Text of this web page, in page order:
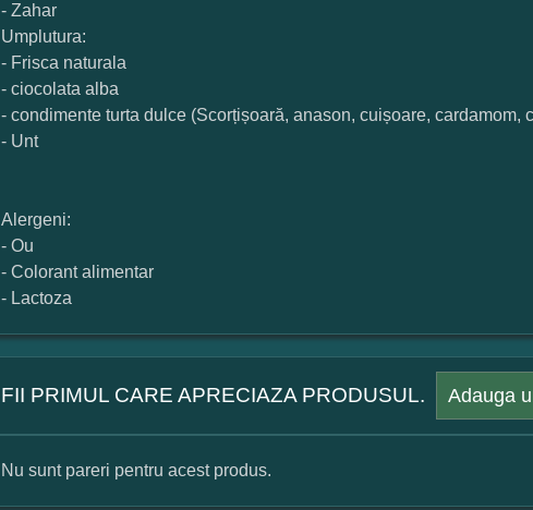
- Zahar
Umplutura:
- Frisca naturala
- ciocolata alba
- condimente turta dulce (Scorțișoară, anason, cuișoare, cardamom,
- Unt
Alergeni:
- Ou
- Colorant alimentar
- Lactoza
FII PRIMUL CARE APRECIAZA PRODUSUL. Adauga
Nu sunt pareri pentru acest produs.